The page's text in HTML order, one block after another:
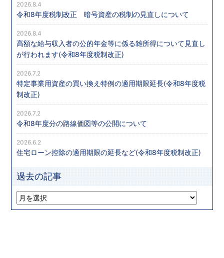
令和8年度税制改正 暗号資産の税制の見直しについて
2026.8.4
高額な給与収入者の公的年金等に係る雑所得について見直し
が行われます(令和8年度税制改正)
2026.8.4
特定事業用資産の買い換え特例の適用期限延長(令和8年度税
制改正)
2026.7.2
令和8年度分の路線価図等の公開について
2026.7.2
住宅ローン控除の適用期限の延長など(令和8年度税制改正)
2026.6.2
過去の記事